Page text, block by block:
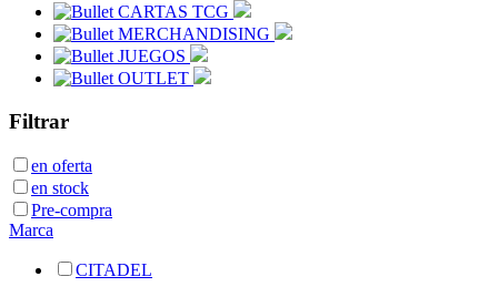
CARTAS TCG
MERCHANDISING
JUEGOS
OUTLET
Filtrar
en oferta
en stock
Pre-compra
Marca
CITADEL